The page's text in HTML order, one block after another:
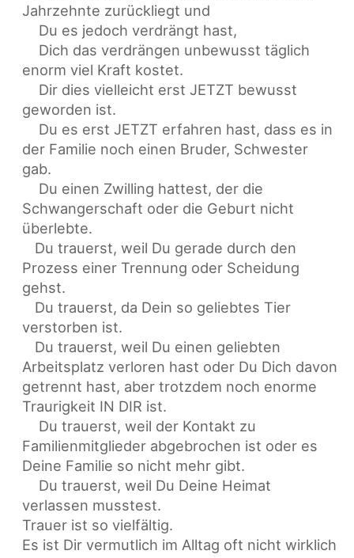
Jahrzehnte zurückliegt und
Du es jedoch verdrängt hast,
Dich das verdrängen unbewusst täglich
enorm viel Kraft kostet.
Dir dies vielleicht erst JETZT bewusst
geworden ist.
Du es erst JETZT erfahren hast, dass es in
der Familie noch einen Bruder, Schwester
gab.
Du einen Zwilling hattest, der die
Schwangerschaft oder die Geburt nicht
überlebte.
Du trauerst, weil Du gerade durch den
Prozess einer Trennung oder Scheidung
gehst.
Du trauerst, da Dein so geliebtes Tier
verstorben ist.
Du trauerst, weil Du einen geliebten
Arbeitsplatz verloren hast oder Du Dich davon
getrennt hast, aber trotzdem noch enorme
Traurigkeit IN DIR ist.
Du trauerst, weil der Kontakt zu
Familienmitglieder abgebrochen ist oder es
Deine Familie so nicht mehr gibt.
Du trauerst, weil Du Deine Heimat
verlassen musstest.
Trauer ist so vielfältig.
Es ist Dir vermutlich im Alltag oft nicht wirklich